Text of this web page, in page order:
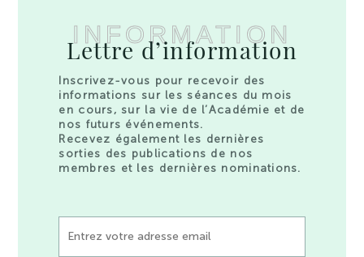
INFORMATION
Lettre d’information
Inscrivez-vous pour recevoir des
informations sur les séances du mois
en cours, sur la vie de l’Académie et de
nos futurs événements.
Recevez également les dernières
sorties des publications de nos
membres et les dernières nominations.